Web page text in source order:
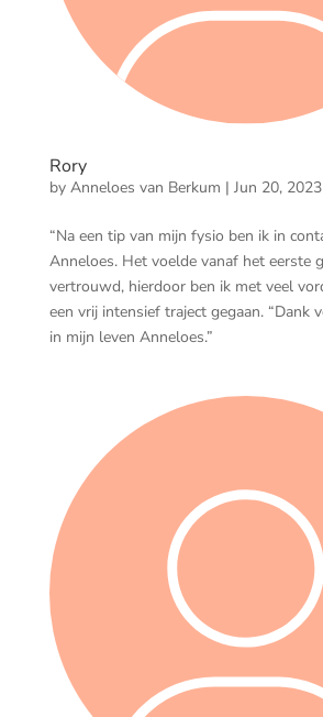
Rory
by Anneloes van Berkum | Jun 20, 2023
“Na een tip van mijn fysio ben ik in
Anneloes. Het voelde vanaf het eerste
vertrouwd, hierdoor ben ik met veel
een vrij intensief traject gegaan. “Dank
in mijn leven Anneloes.”